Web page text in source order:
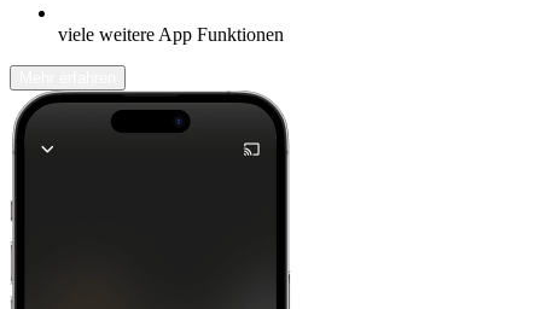
viele weitere App Funktionen